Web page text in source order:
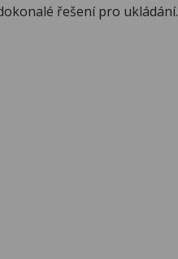
řešení pro ukládání.